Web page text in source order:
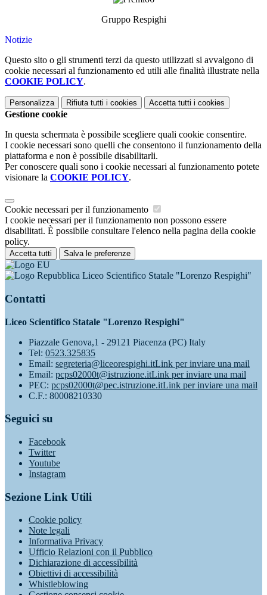
Gruppo Respighi
Notizie
Questo sito o gli strumenti terzi da questo utilizzati si avvalgono di
cookie necessari al funzionamento ed utili alle finalità illustrate nella
COOKIE POLICY.
Personalizza Rifiuta tutti i cookies Accetta tutti i cookies
Gestione cookie
In questa schermata è possibile scegliere quali cookie consentire.
I cookie necessari sono quelli che consentono il funzionamento della
piattaforma e non è possibile disabilitarli.
Per conoscere quali sono i cookie necessari al funzionamento potete
visionare la COOKIE POLICY.
Cookie necessari per il funzionamento
I cookie necessari per il funzionamento non possono essere
disabilitati. È possibile consultare l'elenco nella pagina della cookie
policy.
Accetta tutti Salva le preferenze
Liceo Scientifico Statale "Lorenzo Respighi"
Contatti
Liceo Scientifico Statale "Lorenzo Respighi"
Piazzale Genova,1 - 29121 Piacenza (PC) Italy
Tel: 0523.325835
Email: segreteria@liceorespighi.itLink per inviare una mail
Email: pcps02000t@istruzione.itLink per inviare una mail
PEC: pcps02000t@pec.istruzione.itLink per inviare una mail
C.F.: 80008210330
Seguici su
Facebook
Twitter
Youtube
Instagram
Sezione Link Utili
Cookie policy
Note legali
Informativa Privacy
Ufficio Relazioni con il Pubblico
Dichiarazione di accessibilità
Obiettivi di accessibilità
Whistleblowing